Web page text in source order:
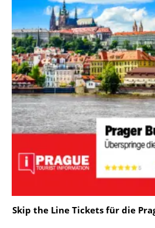
Skip the Line Tickets für die